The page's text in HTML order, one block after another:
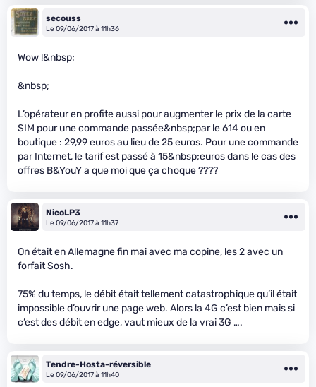
secouss
Le 09/06/2017 à 11h36
Wow !&nbsp;
&nbsp;
L’opérateur en profite aussi pour augmenter le prix de la carte
SIM pour une commande passée&nbsp;par le 614 ou en
boutique : 29,99 euros au lieu de 25 euros. Pour une commande
par Internet, le tarif est passé à 15&nbsp;euros dans le cas des
offres B&YouY a que moi que ça choque ????
NicoLP3
Le 09/06/2017 à 11h37
On était en Allemagne fin mai avec ma copine, les 2 avec un
forfait Sosh.
75% du temps, le débit était tellement catastrophique qu’il était
impossible d’ouvrir une page web. Alors la 4G c’est bien mais si
c’est des débit en edge, vaut mieux de la vrai 3G ….
Tendre-Hosta-réversible
Le 09/06/2017 à 11h40